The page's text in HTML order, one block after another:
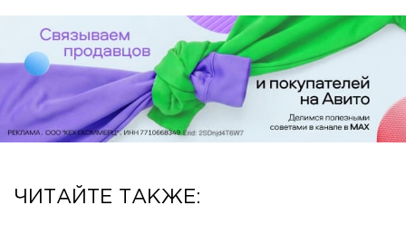
ЧИТАЙТЕ ТАКЖЕ: